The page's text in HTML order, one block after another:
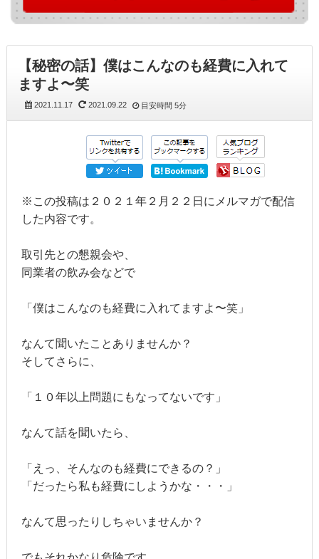
【秘密の話】僕はこんなのも経費に入れて
ますよ〜笑
2021.11.17 2021.09.22 目安時間 5分
※この投稿は２０２１年２月２２日にメルマガで配信
した内容です。
取引先との懇親会や、
同業者の飲み会などで
「僕はこんなのも経費に入れてますよ〜笑」
なんて聞いたことありませんか？
そしてさらに、
「１０年以上問題にもなってないです」
なんて話を聞いたら、
「えっ、そんなのも経費にできるの？」
「だったら私も経費にしようかな・・・」
なんて思ったりしちゃいませんか？